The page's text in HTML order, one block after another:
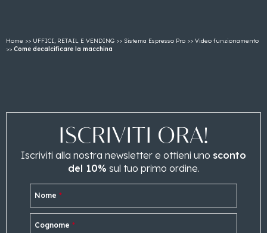
Home >> UFFICI, RETAIL E VENDING >> Sistema Espresso Pro >> Video funzionamento
>> Come decalcificare la macchina
ISCRIVITI ORA!
Iscriviti alla nostra newsletter e ottieni uno sconto
del 10% sul tuo primo ordine.
Nome *
Cognome *